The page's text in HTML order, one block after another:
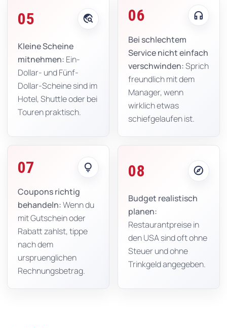
05 travel_explore
Kleine Scheine
mitnehmen: Ein-
Dollar- und Fünf-
Dollar-Scheine sind im
Hotel, Shuttle oder bei
Touren praktisch.
06 headphones
Bei schlechtem
Service nicht einfach
verschwinden:Sprich
freundlich mit dem
Manager, wenn
wirklich etwas
schiefgelaufen ist.
07 lightbulb
Coupons richtig
behandeln:Wenn du
mit Gutschein oder
Rabatt zahlst, tippe
nach dem
urspruenglichen
Rechnungsbetrag.
08 explore
Budget realistisch
planen:
Restaurantpreise in
den USA sind oft ohne
Steuer und ohne
Trinkgeld angegeben.